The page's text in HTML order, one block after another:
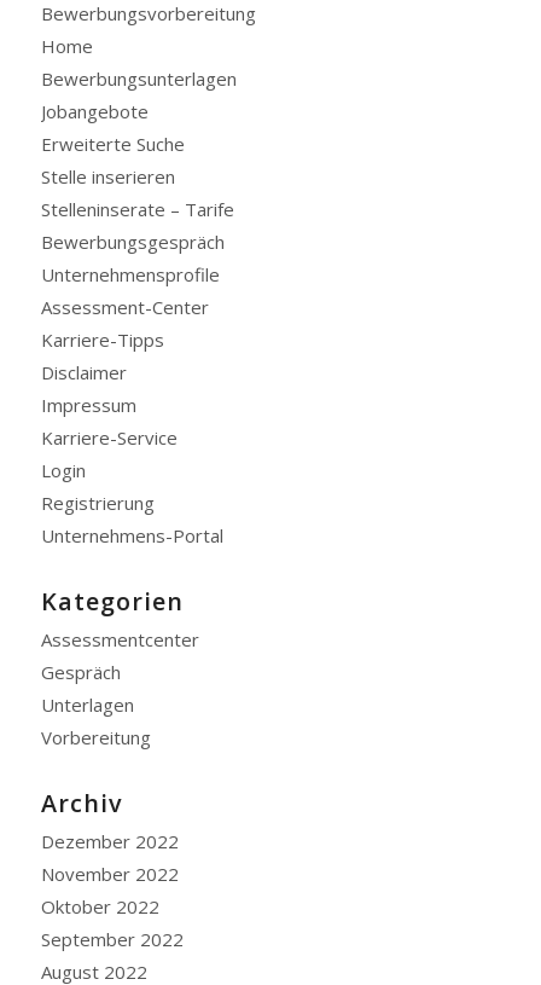
Bewerbungsvorbereitung
Home
Bewerbungsunterlagen
Jobangebote
Erweiterte Suche
Stelle inserieren
Stelleninserate – Tarife
Bewerbungsgespräch
Unternehmensprofile
Assessment-Center
Karriere-Tipps
Disclaimer
Impressum
Karriere-Service
Login
Registrierung
Unternehmens-Portal
Kategorien
Assessmentcenter
Gespräch
Unterlagen
Vorbereitung
Archiv
Dezember 2022
November 2022
Oktober 2022
September 2022
August 2022